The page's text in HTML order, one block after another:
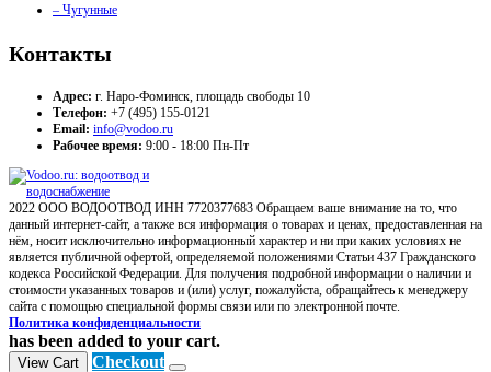
– Чугунные
Контакты
Адрес: г. Наро-Фоминск, площадь свободы 10
Телефон: +7 (495) 155-0121
Email: info@vodoo.ru
Рабочее время: 9:00 - 18:00 Пн-Пт
2022 ООО ВОДООТВОД ИНН 7720377683 Обращаем ваше внимание на то, что
данный интернет-сайт, а также вся информация о товарах и ценах, предоставленная на
нём, носит исключительно информационный характер и ни при каких условиях не
является публичной офертой, определяемой положениями Статьи 437 Гражданского
кодекса Российской Федерации. Для получения подробной информации о наличии и
стоимости указанных товаров и (или) услуг, пожалуйста, обращайтесь к менеджеру
сайта с помощью специальной формы связи или по электронной почте.
Политика конфиденциальности
has been added to your cart.
View Cart Checkout